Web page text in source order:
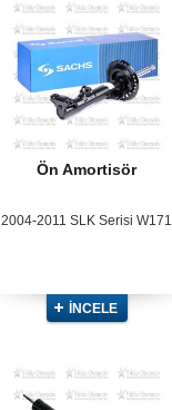
Ön Amortisör
2004-2011 SLK Serisi W171
İNCELE